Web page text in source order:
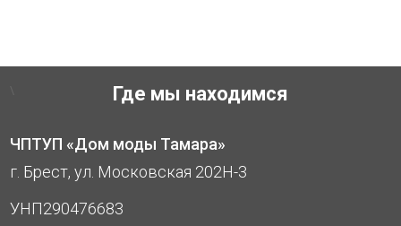
Где мы находимся
ЧПТУП «Дом моды Тамара»
г. Брест, ул. Московская 202Н-3
УНП290476683